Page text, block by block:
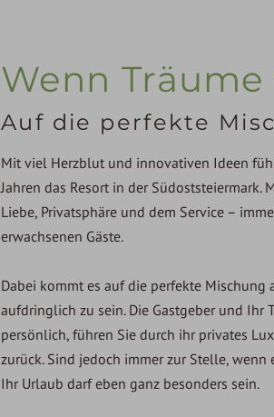
Wenn
Auf die perfekte
Mit viel Herzblut und innovativen Ideen
Jahren das Resort in der
Liebe, Privatsphäre und dem Service –
erwachsenen Gäste.
Dabei kommt es auf die perfekte Mischung
aufdringlich zu sein. Die Gastgeber und Ihr
persönlich, führen Sie durch ihr privates
zurück. Sind jedoch immer zur Stelle,
Ihr Urlaub darf eben ganz besonders sein.